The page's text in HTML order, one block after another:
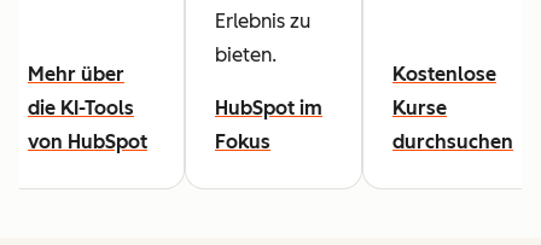
Mehr über
die KI-Tools
von HubSpot
Erlebnis zu
bieten.
HubSpot im
Fokus
Kostenlose
Kurse
durchsuchen